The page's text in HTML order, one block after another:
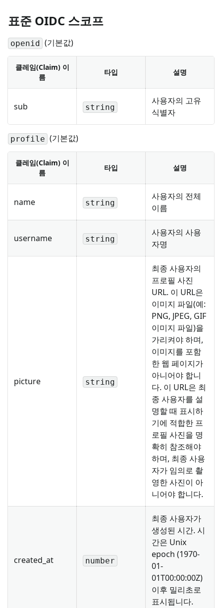
표준 OIDC 스코프
openid (기본값)
클레임(Claim) 이
름
타입 설명
sub string
사용자의 고유
식별자
profile (기본값)
클레임(Claim) 이
름
타입 설명
name string
사용자의 전체
이름
username string
사용자의 사용
자명
picture string
최종 사용자의
프로필 사진
URL. 이 URL은
이미지 파일(예:
PNG, JPEG, GIF
이미지 파일)을
가리켜야 하며,
이미지를 포함
한 웹 페이지가
아니어야 합니
다. 이 URL은 최
종 사용자를 설
명할 때 표시하
기에 적합한 프
로필 사진을 명
확히 참조해야
하며, 최종 사용
자가 임의로 촬
영한 사진이 아
니어야 합니다.
created_at number
최종 사용자가
생성된 시간. 시
간은 Unix
epoch (1970-
01-
01T00:00:00Z)
이후 밀리초로
표시됩니다.